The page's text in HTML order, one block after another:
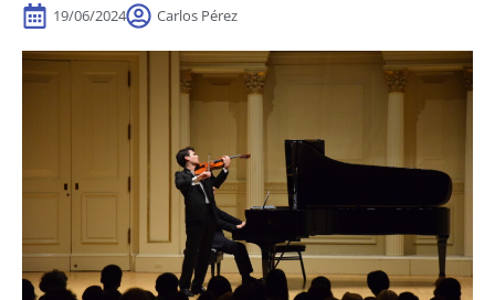
19/06/2024 Carlos Pérez